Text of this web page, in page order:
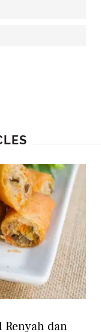
Renyah dan